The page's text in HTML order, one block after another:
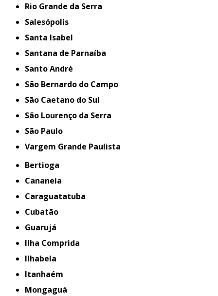
Rio Grande da Serra
Salesópolis
Santa Isabel
Santana de Parnaíba
Santo André
São Bernardo do Campo
São Caetano do Sul
São Lourenço da Serra
São Paulo
Vargem Grande Paulista
Bertioga
Cananeia
Caraguatatuba
Cubatão
Guarujá
Ilha Comprida
Ilhabela
Itanhaém
Mongaguá